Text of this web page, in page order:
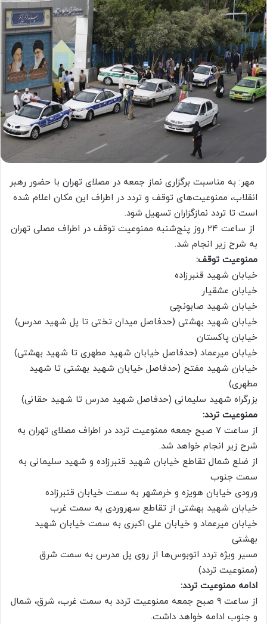
مهر: به مناسبت برگزاری نماز جمعه در مصلای تهران با حضور رهبر
انقلاب، ممنوعیت‌های توقف و تردد در اطراف این مکان اعلام شده
است تا تردد نمازگزاران تسهیل شود.
از ساعت ۲۴ روز پنج‌شنبه ممنوعیت توقف در اطراف مصلی تهران
به شرح زیر انجام شد.
ممنوعیت توقف:
خیابان شهید قنبرزاده
خیابان عشقیار
خیابان شهید صابونچی
خیابان شهید بهشتی (حدفاصل میدان تختی تا پل شهید مدرس)
خیابان پاکستان
خیابان میرعماد (حدفاصل خیابان شهید مطهری تا شهید بهشتی)
خیابان شهید مفتح (حدفاصل خیابان شهید بهشتی تا شهید
مطهری)
بزرگراه شهید سلیمانی (حدفاصل شهید مدرس تا شهید حقانی)
ممنوعیت تردد:
از ساعت ۷ صبح جمعه ممنوعیت تردد در اطراف مصلای تهران به
شرح زیر انجام خواهد شد.
از ضلع شمال تقاطع خیابان شهید قنبرزاده و شهید سلیمانی به
سمت جنوب
ورودی خیابان هویزه و خرمشهر به سمت خیابان قنبرزاده
خیابان شهید بهشتی از تقاطع سهروردی به سمت غرب
خیابان میرعماد و خیابان علی اکبری به سمت خیابان شهید
بهشتی
مسیر ویژه تردد اتوبوس‌ها از روی پل مدرس به سمت شرق
(ممنوعیت تردد)
ادامه ممنوعیت تردد:
از ساعت ۹ صبح جمعه ممنوعیت تردد به سمت غرب، شرق، شمال
و جنوب ادامه خواهد داشت.